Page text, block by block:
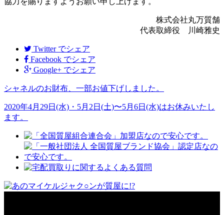
株式会社丸万質舗
代表取締役 川崎雅史
Twitter でシェア
Facebook でシェア
Google+ でシェア
シャネルのお財布、一部お値下げしました。
2020年4月29日(水)・5月2日(土)〜5月6日(水)はお休みいたし
ます。